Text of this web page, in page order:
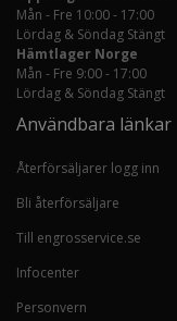
Mån - Fre 10:00 - 17:00
Lördag & Söndag Stängt
Hämtlager Norge
Mån - Fre 9:00 - 17:00
Lördag & Söndag Stängt
Användbara länkar
Återförsäljarer logg inn
Bli återförsäljare
Till engrosservice.se
Infocenter
Personvern